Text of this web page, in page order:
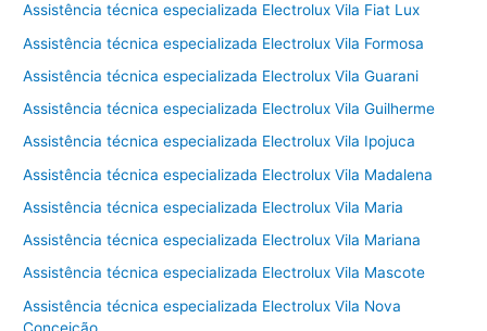
Assistência técnica especializada Electrolux Vila Fiat Lux
Assistência técnica especializada Electrolux Vila Formosa
Assistência técnica especializada Electrolux Vila Guarani
Assistência técnica especializada Electrolux Vila Guilherme
Assistência técnica especializada Electrolux Vila Ipojuca
Assistência técnica especializada Electrolux Vila Madalena
Assistência técnica especializada Electrolux Vila Maria
Assistência técnica especializada Electrolux Vila Mariana
Assistência técnica especializada Electrolux Vila Mascote
Assistência técnica especializada Electrolux Vila Nova
Conceição